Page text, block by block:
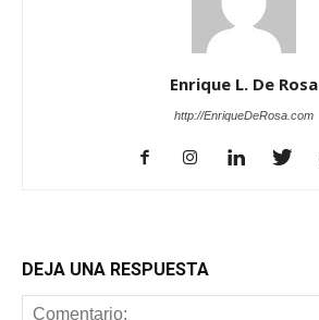
Enrique L. De Rosa
http://EnriqueDeRosa.com
DEJA UNA RESPUESTA